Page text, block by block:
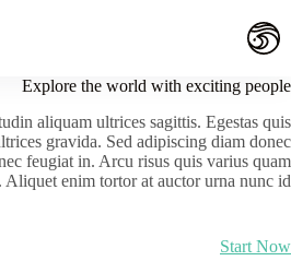
إلى
المحتوى
Explore the world with exciting people
aliquam ultrices sagittis. Egestas quis
gravida. Sed adipiscing diam donec
feugiat in. Arcu risus quis varius quam
Aliquet enim tortor at auctor urna nunc id
Start Now